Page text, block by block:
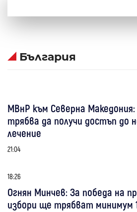
България
МВнР към Северна
трябва да получи достъп до
лечение
21:04
18:26
Огнян Минчев: За победа на
избори ще трябват минимум